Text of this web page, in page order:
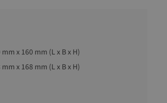
x 160 mm (L x B x H)
x 168 mm (L x B x H)